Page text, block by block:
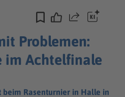
Teilen
Problemen:
im Achtelfinale
Rasenturnier in Halle in